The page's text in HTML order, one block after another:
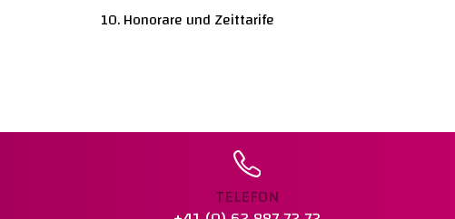
10. Honorare und Zeittarife
TELEFON